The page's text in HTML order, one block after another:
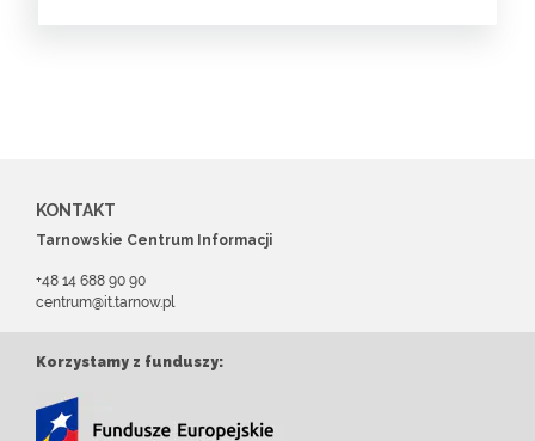
KONTAKT
Tarnowskie Centrum Informacji
+48 14 688 90 90
centrum@it.tarnow.pl
Korzystamy z funduszy: